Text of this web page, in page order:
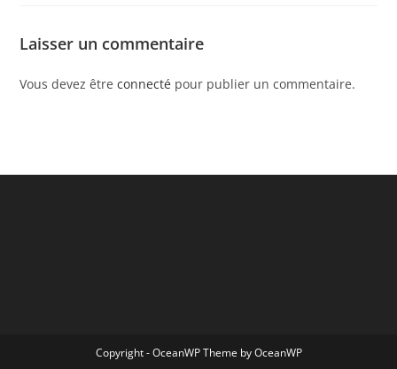
Laisser un commentaire
Vous devez êtreconnecté pour publier un commentaire.
Copyright - OceanWP Theme by OceanWP